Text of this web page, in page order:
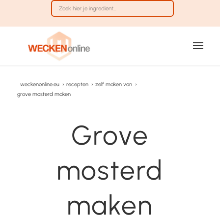
weckenonline.eu › recepten › zelf maken van ›
grove mosterd maken
Grove
mosterd
maken